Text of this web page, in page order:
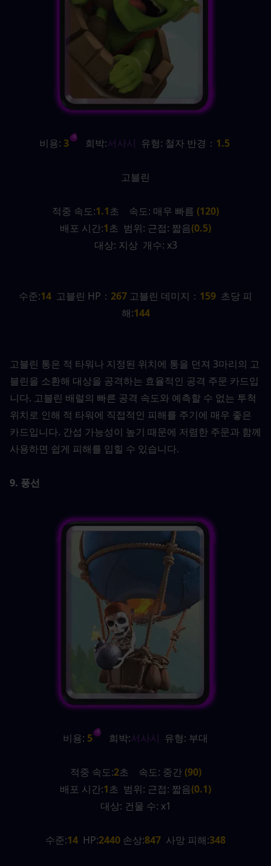
비용: 3 희박:서사시 유형: 철자 반경： 1.5
고블린
적중 속도:1.1초    속도: 매우 빠름 (120)
배포 시간:1초  범위: 근접: 짧음(0.5)
대상: 지상  개수: x3
수준:14 고블린 HP： 267 고블린 데미지： 159 초당 피
해:144
고블린 통은 적 타워나 지정된 위치에 통을 던져 3마리의 고
블린을 소환해 대상을 공격하는 효율적인 공격 주문 카드입
니다. 고블린 배럴의 빠른 공격 속도와 예측할 수 없는 투척
위치로 인해 적 타워에 직접적인 피해를 주기에 매우 좋은
카드입니다. 간섭 가능성이 높기 때문에 저렴한 주문과 함께
사용하면 쉽게 피해를 입힐 수 있습니다.
9. 풍선
비용: 5 희박:서사시 유형: 부대
적중 속도:2초    속도: 중간 (90)
배포 시간:1초  범위: 근접: 짧음(0.1)
대상: 건물 수: x1
수준:14 HP:2440 손상:847 사망 피해:348